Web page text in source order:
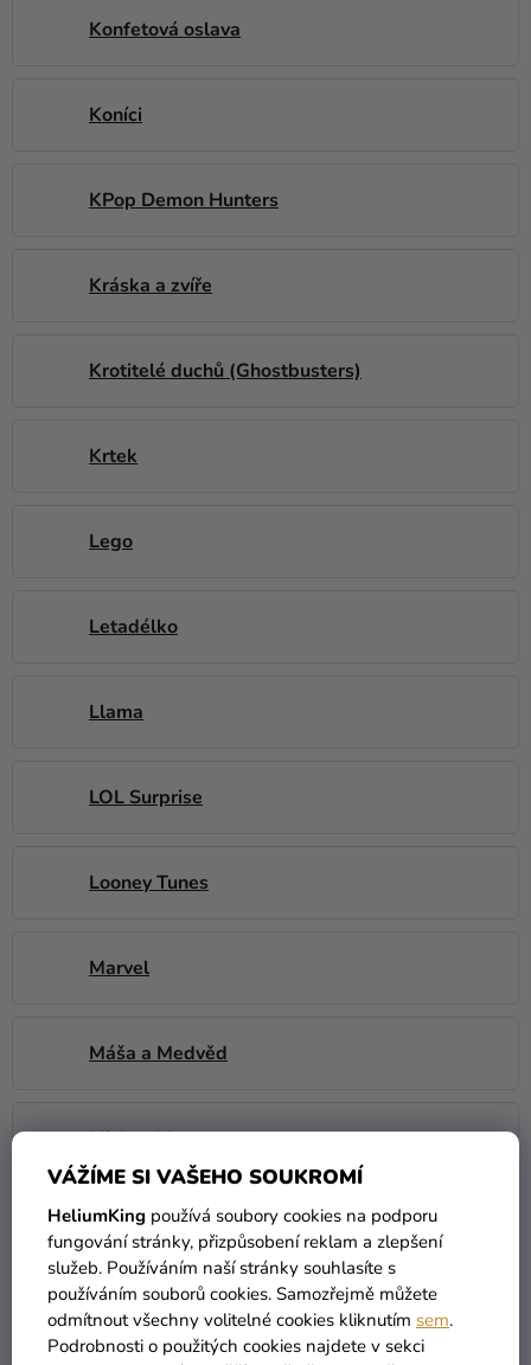
VÁŽÍME SI VAŠEHO SOUKROMÍ
HeliumKing používá soubory cookies na podporu
fungování stránky, přizpůsobení reklam a zlepšení
služeb. Používáním naší stránky souhlasíte s
používáním souborů cookies. Samozřejmě můžete
odmítnout všechny volitelné cookies kliknutím sem.
Podrobnosti o použitých cookies najdete v sekci
Konfetová oslava
Koníci
KPop Demon Hunters
Kráska a zvíře
Krotitelé duchů (Ghostbusters)
Krtek
Lego
Letadélko
Llama
LOL Surprise
Looney Tunes
Marvel
Máša a Medvěd
Mickey Mouse
Mimoni
Minecraft